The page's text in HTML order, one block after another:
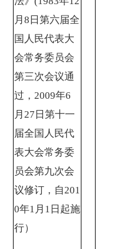
月8日第六届全
国人民代表大
会常务委员会
第三次会议通
过，2009年6
月27日第十一
届全国人民代
表大会常务委
员会第九次会
议修订，自201
0年1月1日起施
行）